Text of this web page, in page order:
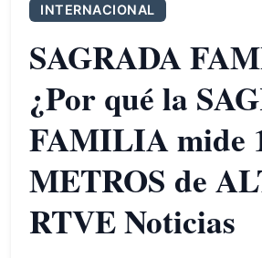
INTERNACIONAL
SAGRADA
¿Por qué la
FAMILIA mide
METROS de
RTVE Noticias